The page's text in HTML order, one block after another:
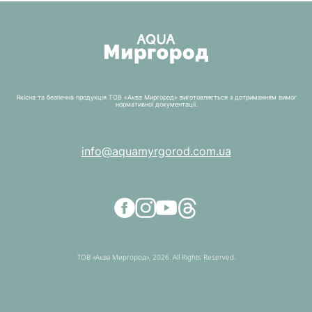
ТОВ «Аква Миргород», 2026. All Rights Reserved.
Якісна та безпечна продукція ТОВ «Аква Миргород» виготовляється з дотриманням вимог
нормативної документації.
info@aquamyrgorod.com.ua